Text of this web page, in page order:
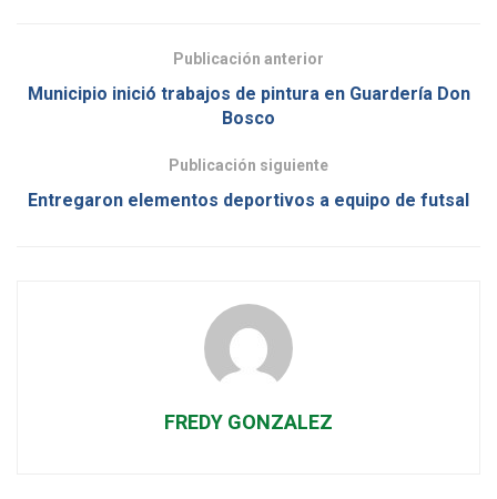
Publicación anterior
Municipio inició trabajos de pintura en Guardería Don
Bosco
Publicación siguiente
Entregaron elementos deportivos a equipo de futsal
FREDY GONZALEZ